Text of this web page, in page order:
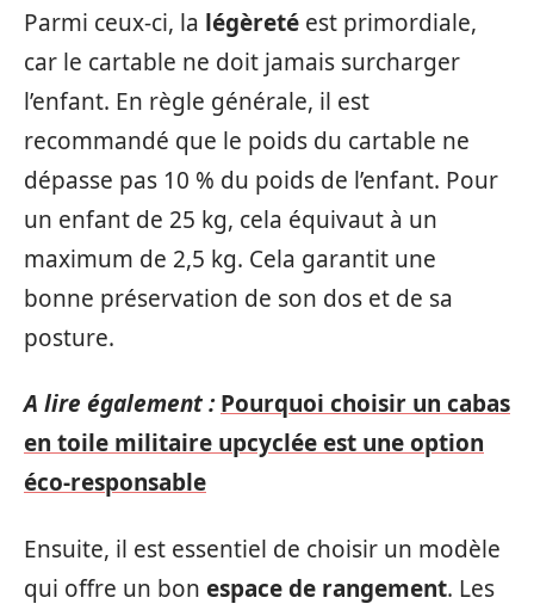
Parmi ceux-ci, la légèreté est primordiale,
car le cartable ne doit jamais surcharger
l’enfant. En règle générale, il est
recommandé que le poids du cartable ne
dépasse pas 10 % du poids de l’enfant. Pour
un enfant de 25 kg, cela équivaut à un
maximum de 2,5 kg. Cela garantit une
bonne préservation de son dos et de sa
posture.
A lire également : Pourquoi choisir un cabas
en toile militaire upcyclée est une option
éco-responsable
Ensuite, il est essentiel de choisir un modèle
qui offre un bon espace de rangement. Les